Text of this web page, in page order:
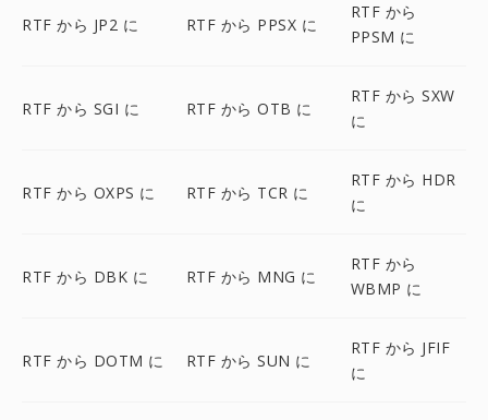
RTF から JP2 に RTF から PPSX に
RTF から
PPSM に
RTF から SGI に RTF から OTB に
RTF から SXW
に
RTF から OXPS に RTF から TCR に
RTF から HDR
に
RTF から DBK に RTF から MNG に
RTF から
WBMP に
RTF から DOTM に RTF から SUN に
RTF から JFIF
に